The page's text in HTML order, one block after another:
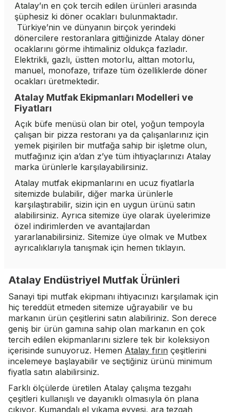
Atalay’ın en çok tercih edilen ürünleri arasında
şüphesiz ki döner ocakları bulunmaktadır.
Türkiye’nin ve dünyanın birçok yerindeki
dönercilere restoranlara gittiğinizde Atalay döner
ocaklarını görme ihtimaliniz oldukça fazladır.
Elektrikli, gazlı, üstten motorlu, alttan motorlu,
manuel, monofaze, trifaze tüm özelliklerde döner
ocakları üretmektedir.
Atalay Mutfak Ekipmanları Modelleri ve
Fiyatları
Açık büfe menüsü olan bir otel, yoğun tempoyla
çalışan bir pizza restoranı ya da çalışanlarınız için
yemek pişirilen bir mutfağa sahip bir işletme olun,
mutfağınız için a’dan z’ye tüm ihtiyaçlarınızı Atalay
marka ürünlerle karşılayabilirsiniz.
Atalay mutfak ekipmanlarını en ucuz fiyatlarla
sitemizde bulabilir, diğer marka ürünlerle
karşılaştırabilir, sizin için en uygun ürünü satın
alabilirsiniz. Ayrıca sitemize üye olarak üyelerimize
özel indirimlerden ve avantajlardan
yararlanabilirsiniz. Sitemize üye olmak ve Mutbex
ayrıcalıklarıyla tanışmak için hemen tıklayın.
Atalay Endüstriyel Mutfak Ürünleri
Sanayi tipi mutfak ekipmanı ihtiyacınızı karşılamak için
hiç tereddüt etmeden sitemize uğrayabilir ve bu
markanın ürün çeşitlerini satın alabiliriniz. Son derece
geniş bir ürün gamına sahip olan markanın en çok
tercih edilen ekipmanlarını sizlere tek bir koleksiyon
içerisinde sunuyoruz. Hemen Atalay fırın çeşitlerini
incelemeye başlayabilir ve seçtiğiniz ürünü minimum
fiyatla satın alabilirsiniz.
Farklı ölçülerde üretilen Atalay çalışma tezgahı
çeşitleri kullanışlı ve dayanıklı olmasıyla ön plana
çıkıyor. Kumandalı el yıkama evyesi, ara tezgah